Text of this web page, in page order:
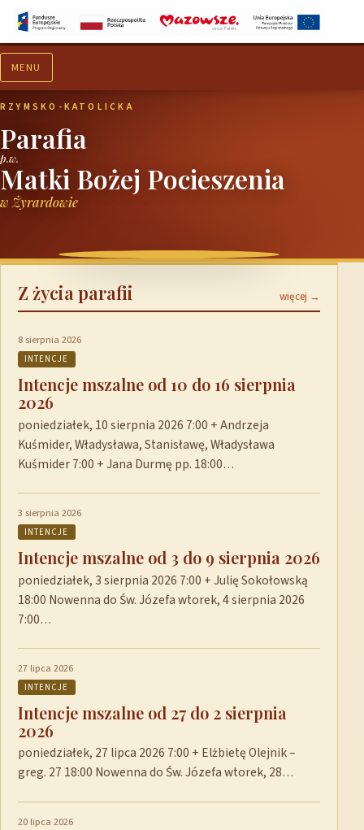
MENU
RZYMSKO-KATOLICKA
Parafia
p.w.
Matki Bożej Pocieszenia
w Żyrardowie
Z życia parafii więcej →
8 sierpnia 2026
INTENCJE
Intencje mszalne od 10 do 16 sierpnia
2026
poniedziałek, 10 sierpnia 2026 7:00 + Andrzeja
Kuśmider, Władysława, Stanisławę, Władysława
Kuśmider 7:00 + Jana Durmę pp. 18:00…
3 sierpnia 2026
INTENCJE
Intencje mszalne od 3 do 9 sierpnia 2026
poniedziałek, 3 sierpnia 2026 7:00 + Julię Sokołowską
18:00 Nowenna do Św. Józefa wtorek, 4 sierpnia 2026
7:00…
27 lipca 2026
INTENCJE
Intencje mszalne od 27 do 2 sierpnia
2026
poniedziałek, 27 lipca 2026 7:00 + Elżbietę Olejnik –
greg. 27 18:00 Nowenna do Św. Józefa wtorek, 28…
20 lipca 2026